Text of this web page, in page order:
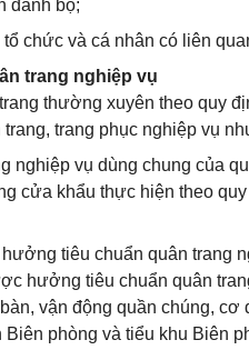
đánh bộ;
chức và cá nhân có liên
trang nghiệp vụ
thường xuyên theo quy
trang phục nghiệp vụ
nghiệp vụ dùng chung của
cửa khẩu thực hiện theo
tiêu chuẩn quân trang
hưởng tiêu chuẩn quân
vận động quần chúng, cơ
phòng và tiểu khu Biên